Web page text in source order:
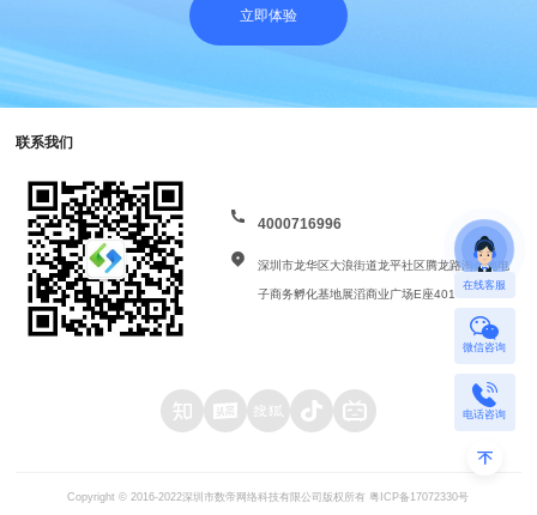
立即体验
联系我们
4000716996
深圳市龙华区大浪街道龙平社区腾龙路淘金地电
子商务孵化基地展滔商业广场E座401
Copyright © 2016-2022深圳市数帝网络科技有限公司版权所有 粤ICP备17072330号
在线客服
微信咨询
电话咨询